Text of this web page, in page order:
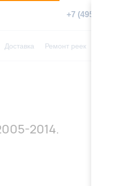
+7 (495) 783-
Доставка Ремонт реек
2014.